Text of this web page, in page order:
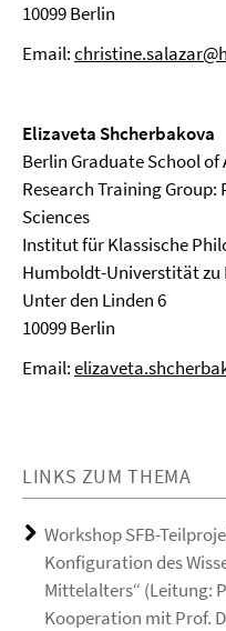
10099 Berlin
Email:
Elizaveta Shcherbakova
Berlin Graduate School of
Research Training
Sciences
Institut für Klassische
Humboldt-Universtität zu
Unter den Linden 6
10099 Berlin
Email:
LINKS ZUM THEMA
Workshop SFB-
Konfiguration des
Mittelalters“ (Leitung:
Kooperation mit Prof.